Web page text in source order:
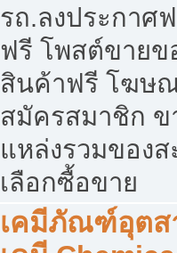
รถ.ลงประกาศ
ฟรี โพสต์ขาย
สินค้าฟรี โฆษ
สมัครสมาชิก ข
แหล่งรวมของ
เลือกซื้อขาย
เคมีภัณฑ์อุตส